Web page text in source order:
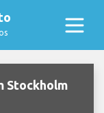
Stockholm